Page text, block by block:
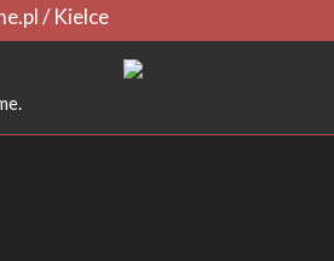
/ Kielce